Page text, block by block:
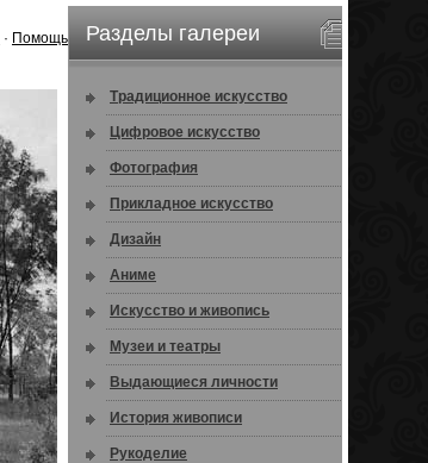
· Помощь Разделы галереи
Традиционное искусство
Цифровое искусство
Фотография
Прикладное искусство
Дизайн
Аниме
Искусство и живопись
Музеи и театры
Выдающиеся личности
История живописи
Рукоделие